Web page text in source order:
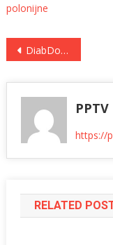
polonijne
Nawigacja
DiabDogs® – Kynologia Metaboliczna – Nowa Dziedzina, Nowe Zadania
PPTV
https://
RELATED